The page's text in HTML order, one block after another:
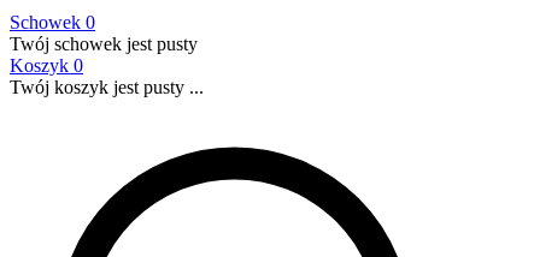
Schowek 0
Twój schowek jest pusty
Koszyk 0
Twój koszyk jest pusty ...